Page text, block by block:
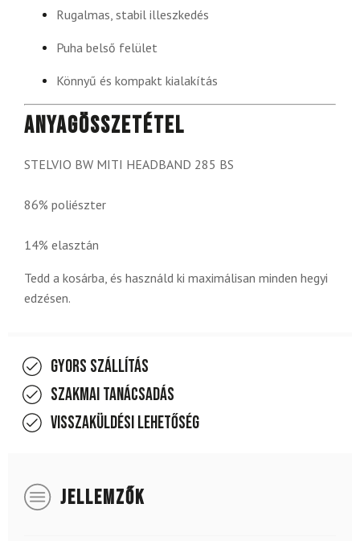
Rugalmas, stabil illeszkedés
Puha belső felület
Könnyű és kompakt kialakítás
Anyagösszetétel
STELVIO BW MITI HEADBAND 285 BS
86% poliészter
14% elasztán
Tedd a kosárba, és használd ki maximálisan minden hegyi
edzésen.
Gyors szállítás
Szakmai tanácsadás
Visszaküldési lehetőség
JELLEMZŐK